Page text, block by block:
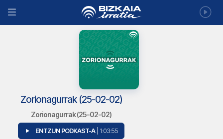
Zorionagurrak (25-02-02)
Zorionagurrak (25-02-02)
ENTZUN PODKAST-A | 1:03:55